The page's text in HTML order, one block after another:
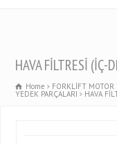
HAVA FİLTRESİ (İÇ-
Home FORKLİFT MOTOR
YEDEK PARÇALARI HAVA